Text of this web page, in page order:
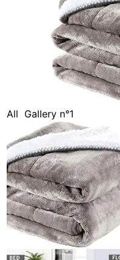
All Gallery n°1